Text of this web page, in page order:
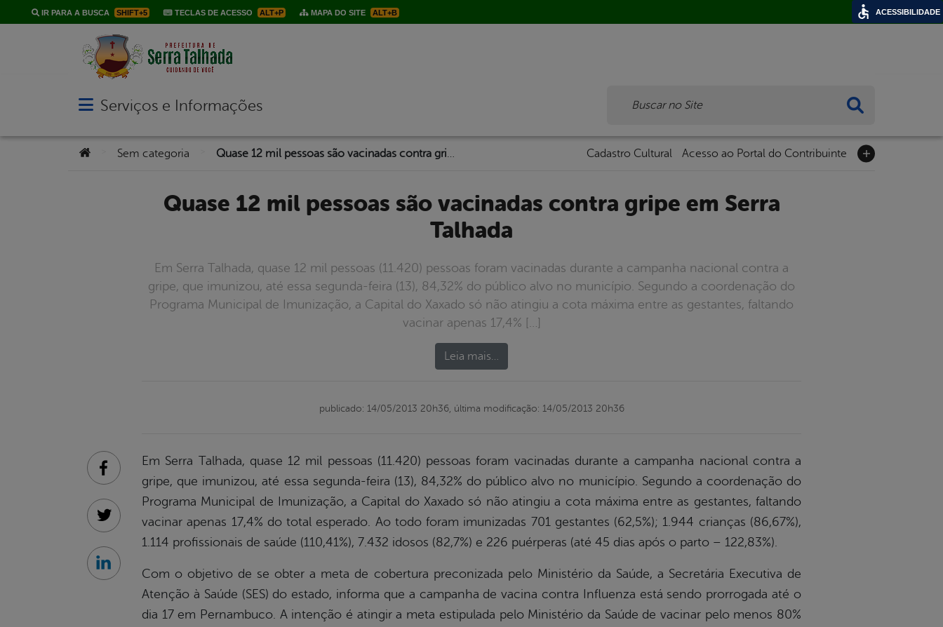
IR PARA A BUSCA SHIFT+5 TECLAS DE ACESSO ALT+P MAPA DO SITE ALT+B
Abrir menu principal de navegação
Serviços e Informações
Você está aqui:Sem categoria Cadastro Cultural Acesso ao Portal do Contribuinte
Quase 12 mil pessoas são vacinadas contra gripe em Serra
Talhada
Em Serra Talhada, quase 12 mil pessoas (11.420) pessoas foram vacinadas durante a campanha nacional contra a
gripe, que imunizou, até essa segunda-feira (13), 84,32% do público alvo no município. Segundo a coordenação do
Programa Municipal de Imunização, a Capital do Xaxado só não atingiu a cota máxima entre as gestantes, faltando
vacinar apenas 17,4% […]
Leia mais…
publicado: 14/05/2013 20h36, última modificação: 14/05/2013 20h36
Em Serra Talhada, quase 12 mil pessoas (11.420) pessoas foram vacinadas durante a campanha nacional contra a
gripe, que imunizou, até essa segunda-feira (13), 84,32% do público alvo no município. Segundo a coordenação do
Programa Municipal de Imunização, a Capital do Xaxado só não atingiu a cota máxima entre as gestantes, faltando
vacinar apenas 17,4% do total esperado. Ao todo foram imunizadas 701 gestantes (62,5%); 1.944 crianças (86,67%),
1.114 profissionais de saúde (110,41%), 7.432 idosos (82,7%) e 226 puérperas (até 45 dias após o parto – 122,83%).
Com o objetivo de se obter a meta de cobertura preconizada pelo Ministério da Saúde, a Secretária Executiva de
Atenção à Saúde (SES) do estado, informa que a campanha de vacina contra Influenza está sendo prorrogada até o
dia 17 em Pernambuco. A intenção é atingir a meta estipulada pelo Ministério da Saúde de vacinar pelo menos 80%
Facebook
Twitter
Linkedin
ACESSIBILIDADE